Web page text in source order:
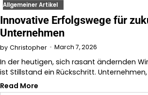
Allgemeiner Artikel
Innovative Erfolgswege für
Unternehmen
by Christopher March 7, 2026
In der heutigen, sich rasant ändernden
ist Stillstand ein Rückschritt.
Read More